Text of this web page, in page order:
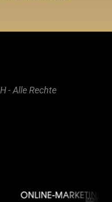
- Alle Rechte